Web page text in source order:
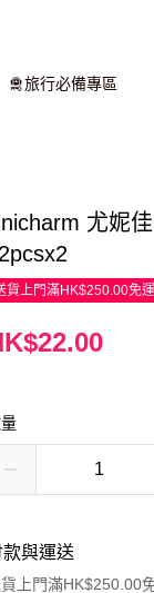
🛅旅行必備專區
尤妮
貨上門滿HK$250.00免
款與運送
上門滿HK$250.00